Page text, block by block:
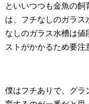
といいつつも金魚の飼
は、フチなしのガラス
なしのガラス水槽は値
ストがかかるため要注
僕はフチありで、グラ